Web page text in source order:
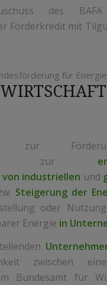
des
Förderkredit mit
für
zur
zur
von industriellen und
Steigerung der
oder
Energie in
zwischen
Bundesamt für